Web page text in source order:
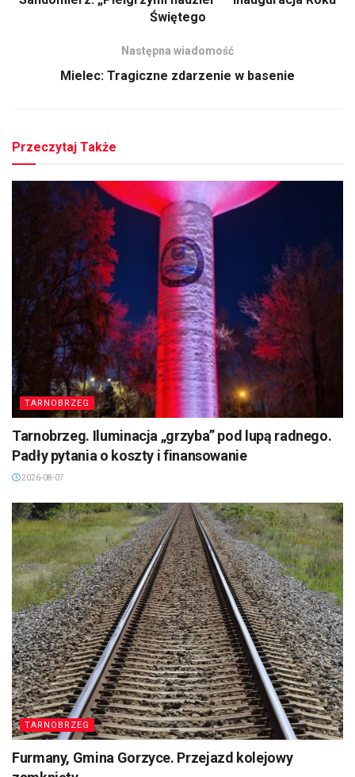
Świętego
Następna wiadomość
Mielec: Tragiczne zdarzenie w basenie
Przeczytaj Także
TARNOBRZEG
Tarnobrzeg. Iluminacja „grzyba” pod lupą radnego.
Padły pytania o koszty i finansowanie
2026-08-07
TARNOBRZEG
Furmany, Gmina Gorzyce. Przejazd kolejowy